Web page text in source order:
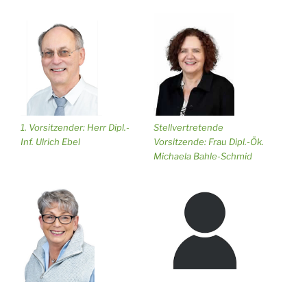
1. Vorsitzender: Herr Dipl.-
Inf. Ulrich Ebel
Stellvertretende
Vorsitzende: Frau Dipl.-Ök.
Michaela Bahle-Schmid